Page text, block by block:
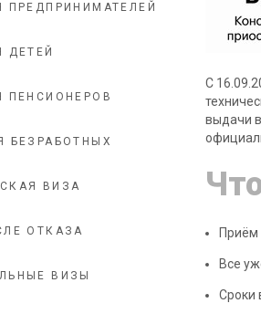
С
выдачи
Приём
Все
Сроки
ПРЕДПРИНИМАТЕЛЕЙ
ДЕТЕЙ
ПЕНСИОНЕРОВ
БЕЗРАБОТНЫХ
ВИЗА
ОТКАЗА
ВИЗЫ